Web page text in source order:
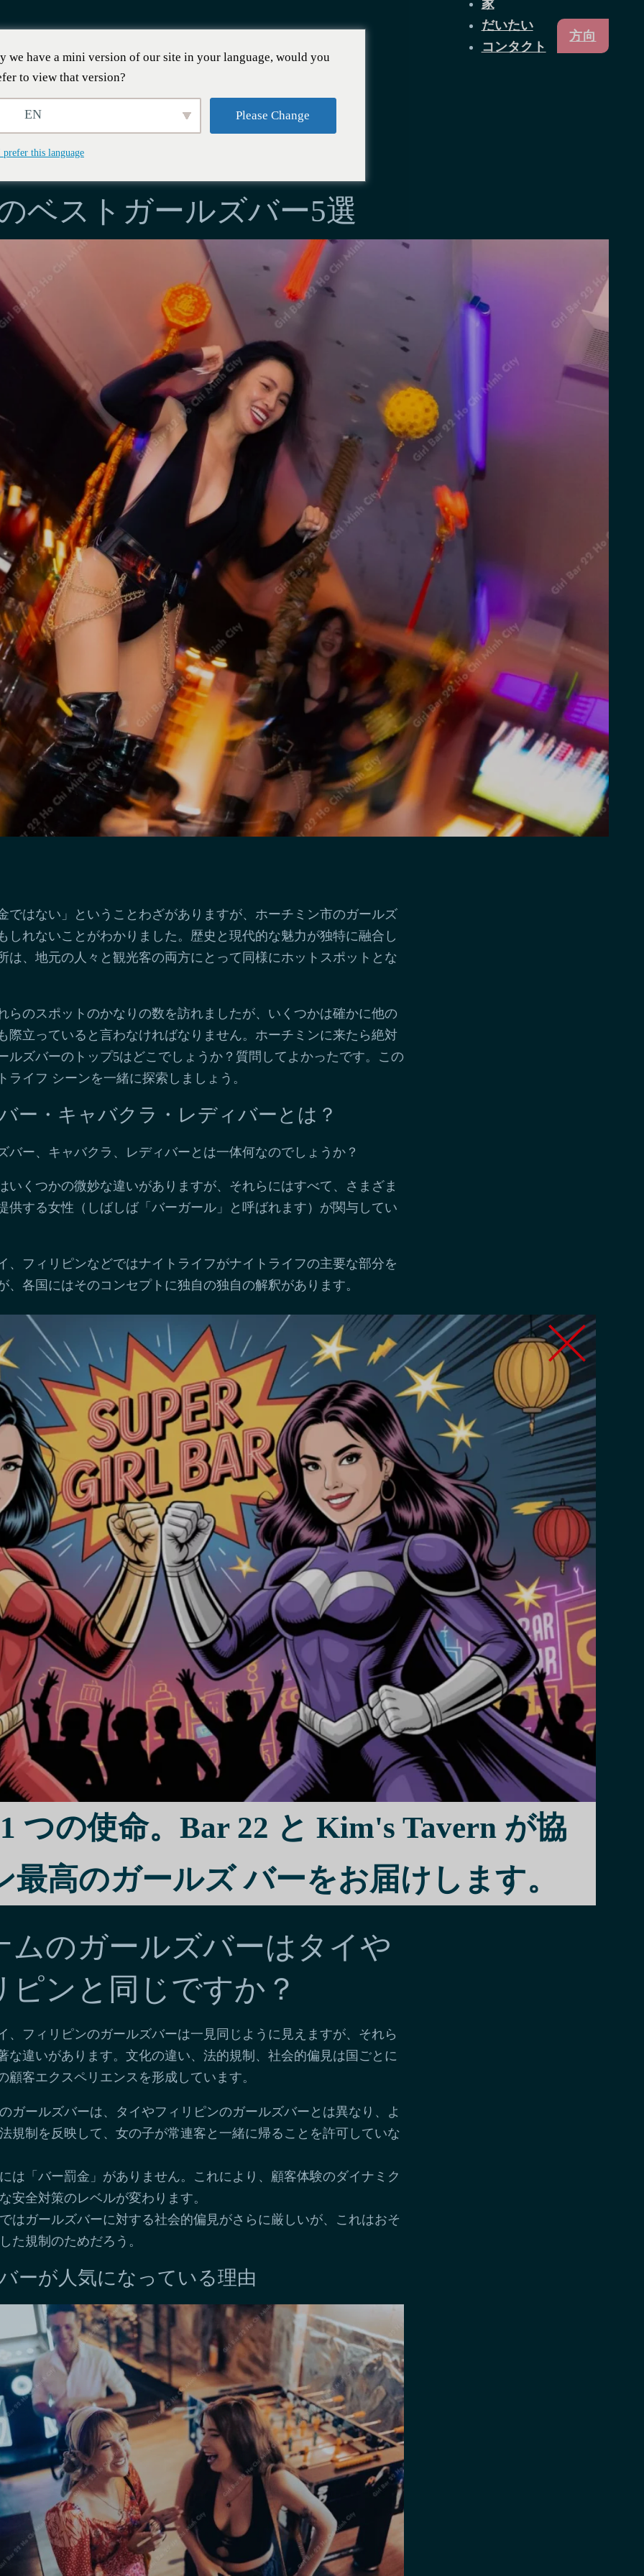
家
だいたい
コンタクト
方向
ベストガールズバー5選
ではない」ということわざがありますが、ホーチミン市のガールズ
しれないことがわかりました。歴史と現代的な魅力が独特に融合し
は、地元の人々と観光客の両方にとって同様にホットスポットとな
らのスポットのかなりの数を訪れましたが、いくつかは確かに他の
際立っていると言わなければなりません。ホーチミンに来たら絶対
ルズバーのトップ5はどこでしょうか？質問してよかったです。この
ライフ シーンを一緒に探索しましょう。
ー・キャバクラ・レディバーとは？
バー、キャバクラ、レディバーとは一体何なのでしょうか？
いくつかの微妙な違いがありますが、それらにはすべて、さまざま
供する女性（しばしば「バーガール」と呼ばれます）が関与してい
、フィリピンなどではナイトライフがナイトライフの主要な部分を
、各国にはそのコンセプトに独自の独自の解釈があります。
ールとは何ですか？
キャバクラ、レディバーとも呼ばれるバーでホステスやダンサーと
指す用語「バーガール」の概念を詳しく掘り下げてみましょう。文
く異なります。バーガールをユニークな社会経験を提供する起業家
る一方で、ジェンダー力学や経済的影響によって彩られたレンズを
ルを見る人もいます。
ける法的課題に対処するには、頻繁に変更される法律や規制を深く
あります。しかし、これらのバーは、社会規範や合法性の盛衰にう
できる人々に起業家としての機会を提供します。
わらず、バーガールは依然としてホーチミン市のナイトライフの活
であり、地元住民と観光客の両方にとってその魅力に貢献していま
ムのガールズバーはタイや
ピンと同じですか？
、フィリピンのガールズバーは一見同じように見えますが、それら
な違いがあります。文化の違い、法的規制、社会的偏見は国ごとに
顧客エクスペリエンスを形成しています。
ガールズバーは、タイやフィリピンのガールズバーとは異なり、よ
規制を反映して、女の子が常連客と一緒に帰ることを許可していな
は「バー罰金」がありません。これにより、顧客体験のダイナミク
安全対策のレベルが変わります。
はガールズバーに対する社会的偏見がさらに厳しいが、これはおそ
た規制のためだろう。
ーが人気になっている理由
we have a mini version of our site in your language, would you
to view that version?
EN Please Change
prefer this language
つの使命。Bar 22 と Kim's Tavern が協
高のガールズ バーをお届けします。